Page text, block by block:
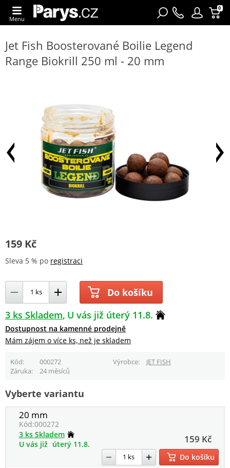
0
Menu
Jet Fish Boosterované Boilie Legend
Range Biokrill 250 ml - 20 mm
159 Kč
Sleva 5 % po registraci
Do košíku
3 ks Skladem U vás již úterý 11.8.
Dostupnost na kamenné prodejně
Mám zájem o více ks, než je skladem
Kód 000272 Výrobce
JET FISH
Záruka
24 měsíců
Vyberte variantu
20 mm
Kód:000272
159 Kč
3 ks Skladem
U vás již úterý 11.8.
Do košíku